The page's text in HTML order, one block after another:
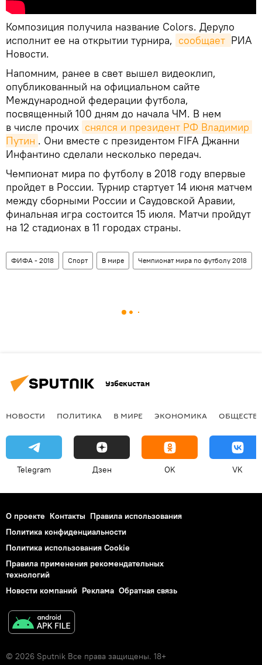
Композиция получила название Colors. Деруло
исполнит ее на открытии турнира, сообщает РИА
Новости.
Напомним, ранее в свет вышел видеоклип,
опубликованный на официальном сайте
Международной федерации футбола,
посвященный 100 дням до начала ЧМ. В нем
в числе прочих снялся и президент РФ Владимир
Путин . Они вместе с президентом FIFA Джанни
Инфантино сделали несколько передач.
Чемпионат мира по футболу в 2018 году впервые
пройдет в России. Турнир стартует 14 июня матчем
между сборными России и Саудовской Аравии,
финальная игра состоится 15 июля. Матчи пройдут
на 12 стадионах в 11 городах страны.
ФИФА - 2018 Спорт В мире Чемпионат мира по футболу 2018
Узбекистан
НОВОСТИ ПОЛИТИКА В МИРЕ ЭКОНОМИКА
Telegram Дзен OK VK
О проекте Контакты Правила использования
Политика конфиденциальности
Политика использования Cookie
Правила применения рекомендательных
технологий
Новости компаний Реклама Обратная связь
© 2026 Sputnik Все права защищены. 18+